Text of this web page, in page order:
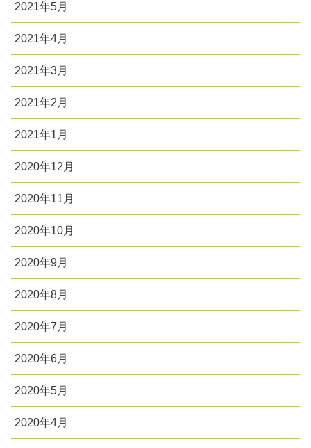
2021年5月
2021年4月
2021年3月
2021年2月
2021年1月
2020年12月
2020年11月
2020年10月
2020年9月
2020年8月
2020年7月
2020年6月
2020年5月
2020年4月